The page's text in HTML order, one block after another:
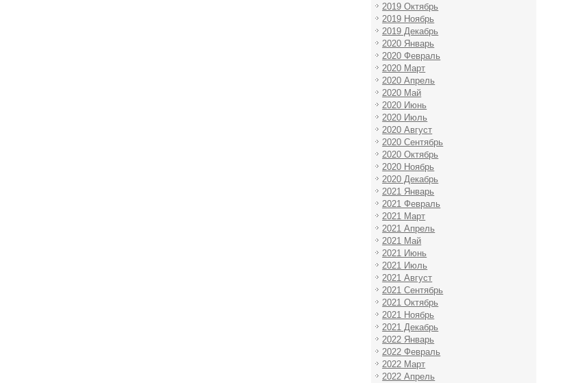
2019 Октябрь
2019 Ноябрь
2019 Декабрь
2020 Январь
2020 Февраль
2020 Март
2020 Апрель
2020 Май
2020 Июнь
2020 Июль
2020 Август
2020 Сентябрь
2020 Октябрь
2020 Ноябрь
2020 Декабрь
2021 Январь
2021 Февраль
2021 Март
2021 Апрель
2021 Май
2021 Июнь
2021 Июль
2021 Август
2021 Сентябрь
2021 Октябрь
2021 Ноябрь
2021 Декабрь
2022 Январь
2022 Февраль
2022 Март
2022 Апрель